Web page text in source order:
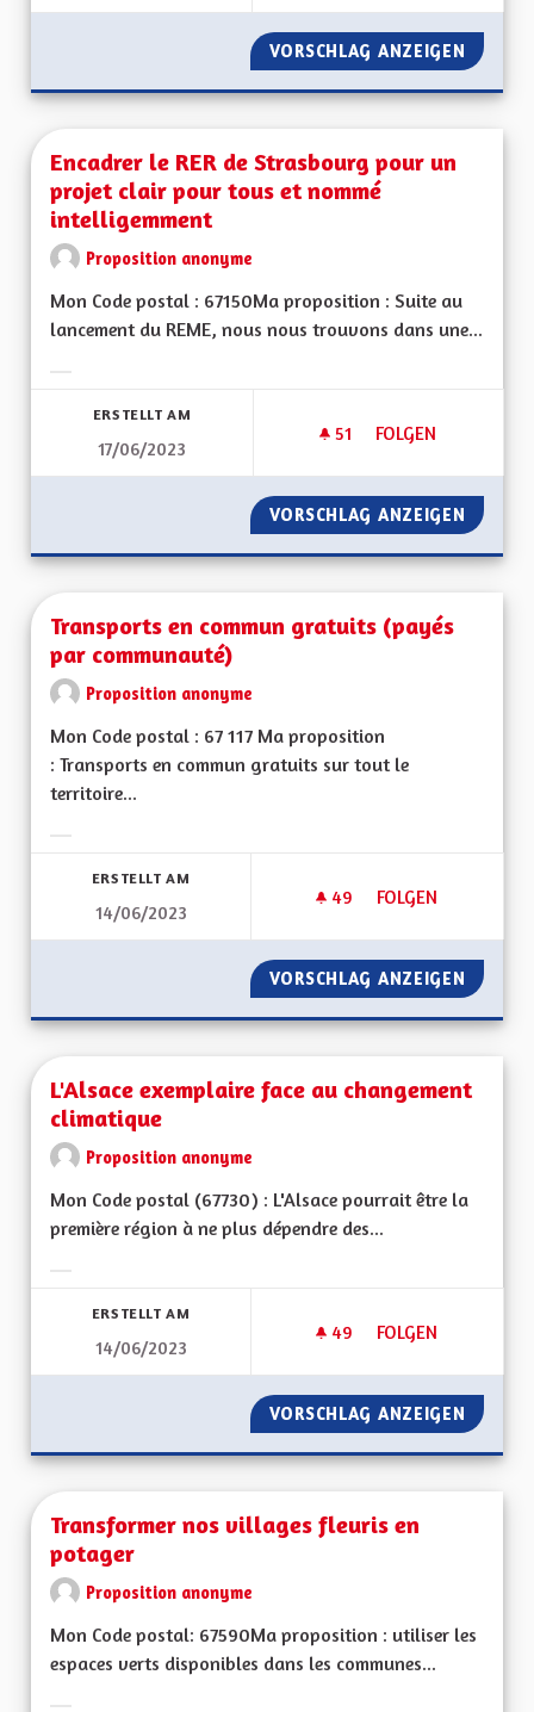
VORSCHLAG ANZEIGEN
Encadrer le RER de Strasbourg pour un
projet clair pour tous et nommé
intelligemment
Proposition anonyme
Mon Code postal : 67150Ma proposition : Suite au
lancement du REME, nous nous trouvons dans une...
ERSTELLT AM
17/06/2023
51 51 FOLLOWER
FOLGEN
ENCADRER LE
VORSCHLAG ANZEIGEN
Transports en commun gratuits (payés
par communauté)
Proposition anonyme
Mon Code postal : 67 117 Ma proposition
: Transports en commun gratuits sur tout le
territoire...
ERSTELLT AM
14/06/2023
49 49 FOLLOWER
FOLGEN
TRANSPORTS EN
VORSCHLAG ANZEIGEN
L'Alsace exemplaire face au changement
climatique
Proposition anonyme
Mon Code postal (67730) : L'Alsace pourrait être la
première région à ne plus dépendre des...
ERSTELLT AM
14/06/2023
49 49 FOLLOWER
FOLGEN
L'ALSACE
VORSCHLAG ANZEIGEN
Transformer nos villages fleuris en
potager
Proposition anonyme
Mon Code postal: 67590Ma proposition : utiliser les
espaces verts disponibles dans les communes...